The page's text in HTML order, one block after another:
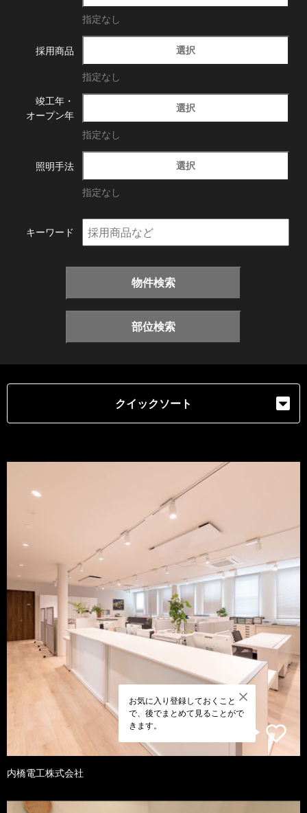
指定なし
採用商品 選択
指定なし
竣工年・
オープン年
選択
指定なし
照明手法 選択
指定なし
キーワード
物件検索
部位検索
クイックソート
お気に入り登録しておくこと
で、後でまとめて見ることがで
きます。
内橋電工株式会社